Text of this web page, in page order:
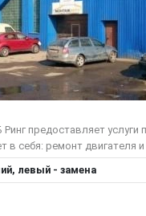
Ринг предоставляет
в себя: ремонт двигателя
левый - замена